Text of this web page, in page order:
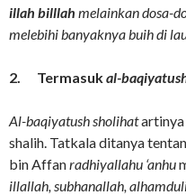
illah billlah melainkan dosa-
melebihi banyaknya buih di
2. Termasukal-
Al-baqiyatush sholihatartinya
shalih. Tatkala ditanya
bin Affanradhiyallahu ‘anhu
illallah, subhanallah,